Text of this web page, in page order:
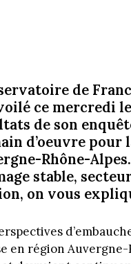
de
ce mercredi
de son
d’oeuvre pour
Rhône-
stable,
on vous
en région